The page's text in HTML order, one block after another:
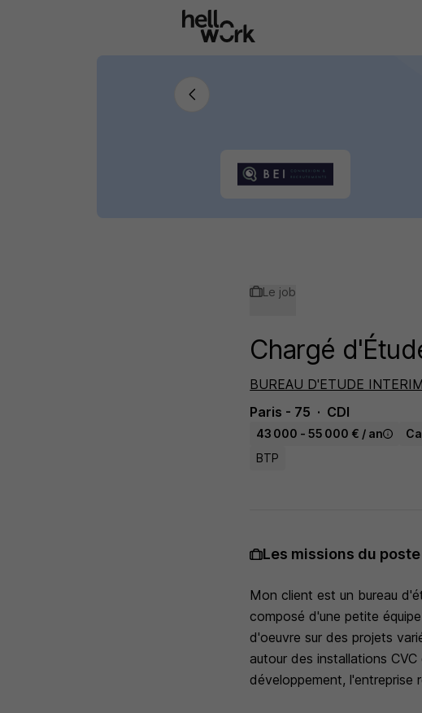
Le job
Chargé
BUREAU D'ETUDE
Paris - 75
CDI
43 000 - 55 000 € / an
BTP
Les missions du poste
Mon client est un bureau
composé d'une petite
d'oeuvre sur des projets
autour des installations
développement, l'entreprise